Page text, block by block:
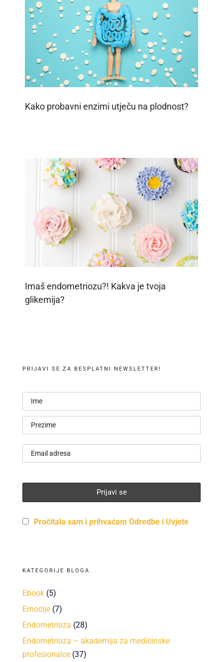
Kako probavni enzimi utječu na plodnost?
Imaš endometriozu?! Kakva je tvoja
glikemija?
PRIJAVI SE ZA BESPLATNI NEWSLETTER!
Pročitala sam i prihvaćam Odredbe i Uvjete
KATEGORIJE BLOGA
Ebook (5)
Emocije (7)
Endometrioza (28)
Endometrioza – akademija za medicinske
profesionalce (37)